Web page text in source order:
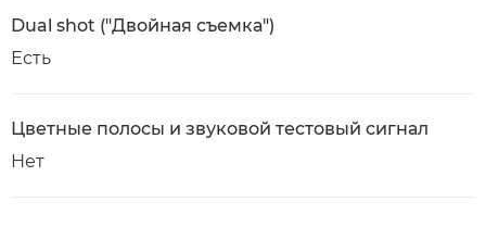
Dual shot ("Двойная съемка")
Есть
Цветные полосы и звуковой тестовый сигнал
Нет